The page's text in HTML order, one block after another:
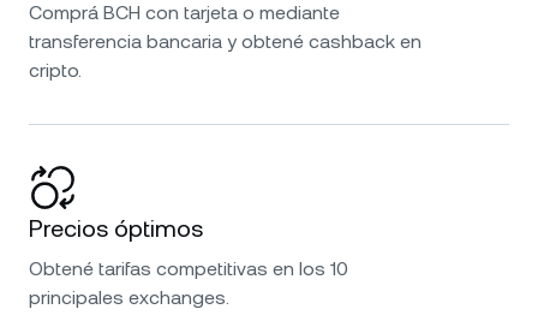
Comprá BCH con tarjeta o mediante
transferencia bancaria y obtené cashback en
cripto.
Precios óptimos
Obtené tarifas competitivas en los 10
principales exchanges.